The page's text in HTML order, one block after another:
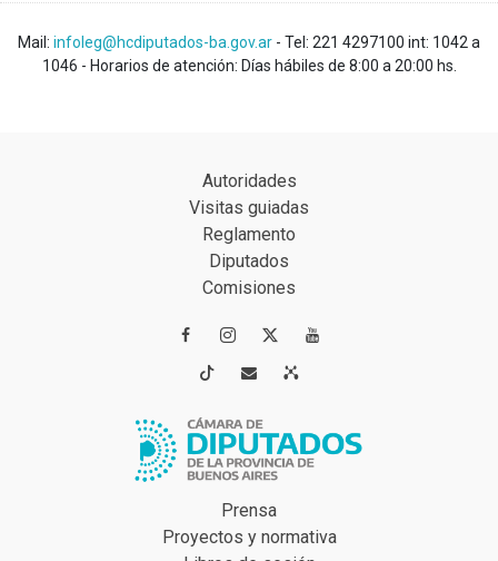
Mail: infoleg@hcdiputados-ba.gov.ar - Tel: 221 4297100 int: 1042 a
1046 - Horarios de atención: Días hábiles de 8:00 a 20:00 hs.
Autoridades
Visitas guiadas
Reglamento
Diputados
Comisiones
 
 
Prensa
Proyectos y normativa